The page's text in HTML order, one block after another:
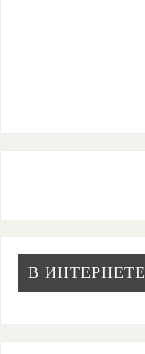
В ИНТЕРНЕТЕ